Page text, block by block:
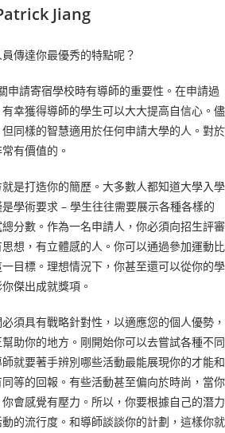
Jiang
傳達你最優秀的特點呢？
申請寄宿學校時有導師的重要性。在申請過
幸獲得導師的學生可以大大提高自信心。儘
同樣的智慧適用於任何申請大學的人。對於
有價值的。
是打造你的簡歷。大多數人都知道大學入學
學術要求 – 學生往往需要展示各種各樣的
分數。作為一名申請人，你必須向招生評審
想，有立體感的人。你可以通過參加運動比
目標。理想情況下，你甚至還可以從你的學
傑出成就獎項。
須具有戰略針對性，以適應您的個人優勢，
助你的地方。剛開始你可以去嘗試各種不同
就要著手辨別哪些活動最能展現你的才能和
等的回報。有些活動甚至偏向於時尚，當你
會感覺有壓力。所以，你要根據自己的潛力
的流行度。和導師談談你的計劃，這樣你就